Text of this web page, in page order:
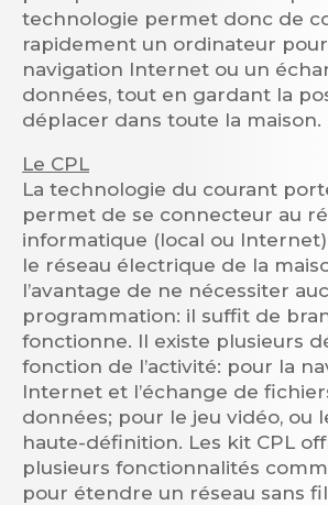
technologie permet donc de
rapidement un ordinateur
navigation Internet ou un
données, tout en gardant la
déplacer dans toute la maison.
Le CPL
La technologie du courant
permet de se connecteur au
informatique (local ou
le réseau électrique de la
l’avantage de ne nécessiter
programmation: il suffit de
fonctionne. Il existe plusieurs
fonction de l’activité: pour la
Internet et l’échange de
données; pour le jeu vidéo, ou
haute-définition. Les kit CPL
plusieurs fonctionnalités
pour étendre un réseau sans